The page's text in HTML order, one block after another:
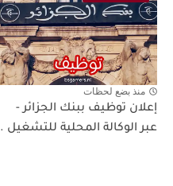
منذ بضع لحظات
إعلان توظيف ببنك الجزائر -
عبر الوكالة المحلية للتشغيل .